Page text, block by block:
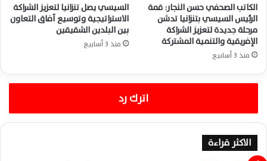
الكاتب الصحفي حسن النجار: قمة
الرئيس السيسي بتنزانيا تدشن
مرحلة جديدة لتعزيز الشراكة
الإفريقية والتنمية المشتركة
منذ 3 أسابيع
السيسي يصل تنزانيا لتعزيز الشراكة
الاستراتيجية وتوسيع آفاق التعاون
بين البلدين الشقيقين
منذ 3 أسابيع
اترك رد
الاكثر قراءة